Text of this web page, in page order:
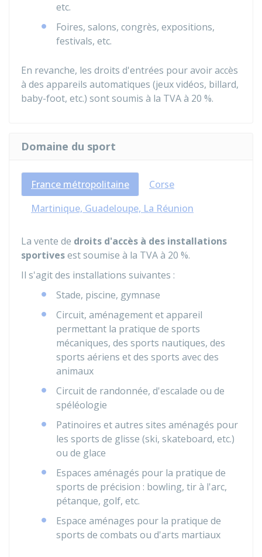
etc.
Foires, salons, congrès, expositions,
festivals, etc.
En revanche, les droits d'entrées pour avoir accès
à des appareils automatiques (jeux vidéos, billard,
baby-foot, etc.) sont soumis à la TVA à 20 %.
Domaine du sport
France métropolitaine
Corse
Martinique, Guadeloupe, La Réunion
La vente de droits d'accès à des installations
sportivesest soumise à la TVA à 20 %.
Il s'agit des installations suivantes :
Stade, piscine, gymnase
Circuit, aménagement et appareil
permettant la pratique de sports
mécaniques, des sports nautiques, des
sports aériens et des sports avec des
animaux
Circuit de randonnée, d'escalade ou de
spéléologie
Patinoires et autres sites aménagés pour
les sports de glisse (ski, skateboard, etc.)
ou de glace
Espaces aménagés pour la pratique de
sports de précision : bowling, tir à l'arc,
pétanque, golf, etc.
Espace aménages pour la pratique de
sports de combats ou d'arts martiaux